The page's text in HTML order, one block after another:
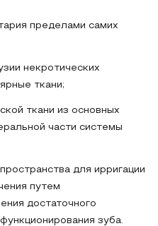
пределами самих
некротических
ткани;
ткани из основных
части системы
для ирригации
путем
достаточного
зуба.